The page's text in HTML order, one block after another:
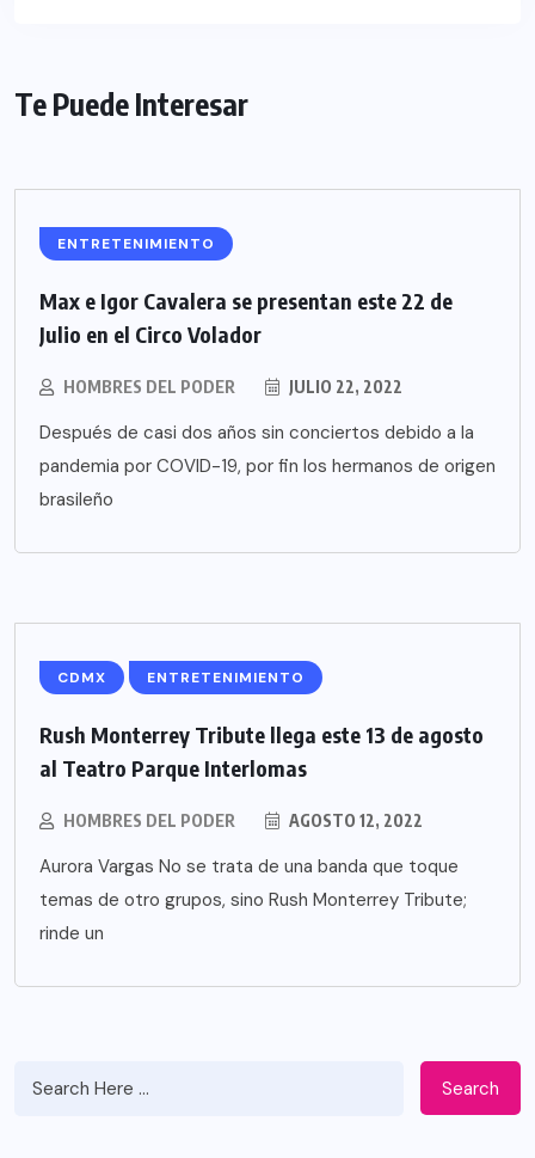
Te Puede Interesar
ENTRETENIMIENTO
Max e Igor Cavalera se presentan este 22 de
Julio en el Circo Volador
HOMBRES DEL PODER JULIO 22, 2022
Después de casi dos años sin conciertos debido a la
pandemia por COVID-19, por fin los hermanos de origen
brasileño
CDMX ENTRETENIMIENTO
Rush Monterrey Tribute llega este 13 de agosto
al Teatro Parque Interlomas
HOMBRES DEL PODER AGOSTO 12, 2022
Aurora Vargas No se trata de una banda que toque
temas de otro grupos, sino Rush Monterrey Tribute;
rinde un
Search